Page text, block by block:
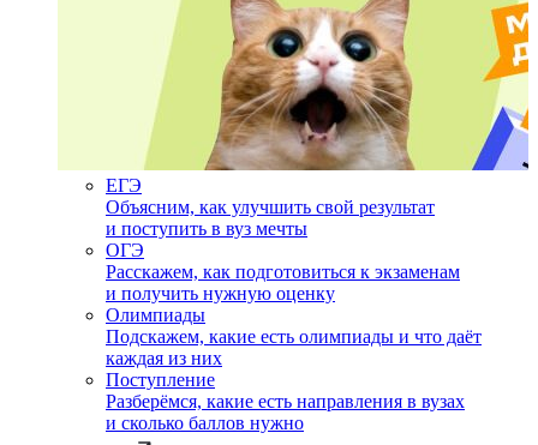
ЕГЭ
Объясним, как улучшить свой результат
и поступить в вуз мечты
ОГЭ
Расскажем, как подготовиться к экзаменам
и получить нужную оценку
Олимпиады
Подскажем, какие есть олимпиады и что даёт
каждая из них
Поступление
Разберёмся, какие есть направления в вузах
и сколько баллов нужно